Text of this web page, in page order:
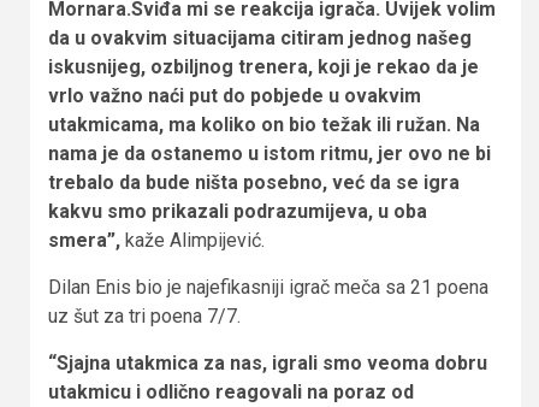
Mornara.Sviđa mi se reakcija igrača. Uvijek volim
da u ovakvim situacijama citiram jednog našeg
iskusnijeg, ozbiljnog trenera, koji je rekao da je
vrlo važno naći put do pobjede u ovakvim
utakmicama, ma koliko on bio težak ili ružan. Na
nama je da ostanemo u istom ritmu, jer ovo ne bi
trebalo da bude ništa posebno, već da se igra
kakvu smo prikazali podrazumijeva, u oba
smera”, kaže Alimpijević.
Dilan Enis bio je najefikasniji igrač meča sa 21 poena
uz šut za tri poena 7/7.
“Sjajna utakmica za nas, igrali smo veoma dobru
utakmicu i odlično reagovali na poraz od